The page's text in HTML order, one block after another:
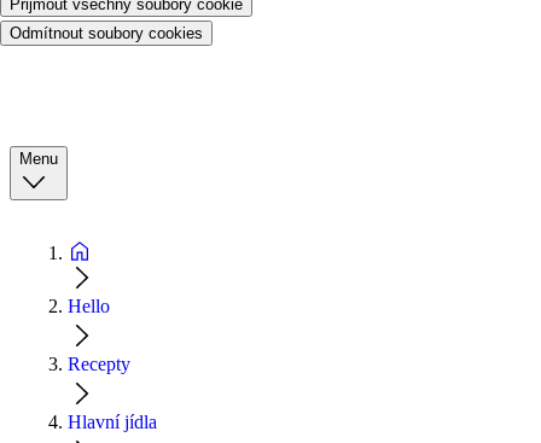
Přijmout všechny soubory cookie
Odmítnout soubory cookies
Menu
Hello
Recepty
Hlavní jídla